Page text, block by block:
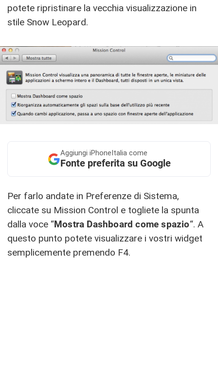
potete ripristinare la vecchia visualizzazione in
stile Snow Leopard.
Aggiungi iPhoneItalia come
Fonte preferita su Google
Per farlo andate in Preferenze di Sistema,
cliccate su Mission Control e togliete la spunta
dalla voce “Mostra Dashboard come spazio“. A
questo punto potete visualizzare i vostri widget
semplicemente premendo F4.